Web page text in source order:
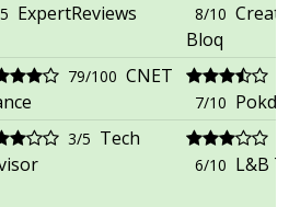
ExpertReviews 8/10
Bloq
79/100 CNET
7/10
3/5 Tech
6/10 L&B